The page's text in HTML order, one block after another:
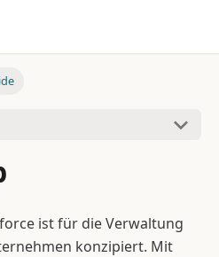
ist für die Verwaltung
konzipiert. Mit